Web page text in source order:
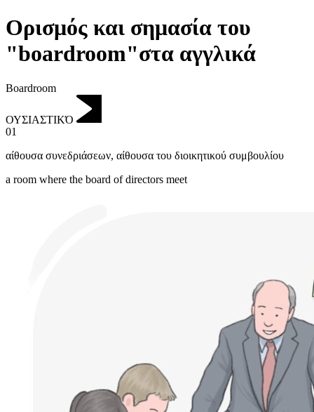
Ορισμός και σημασία του
"boardroom"στα αγγλικά
Boardroom
ΟΥΣΙΑΣΤΙΚΌ
01
αίθουσα συνεδριάσεων, αίθουσα του διοικητικού συμβουλίου
a room where the board of directors meet